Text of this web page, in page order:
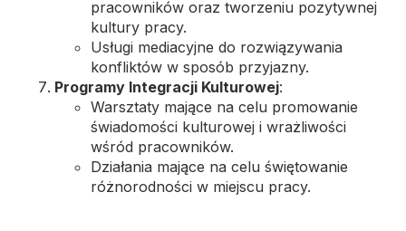
pracowników oraz tworzeniu pozytywnej
kultury pracy.
Usługi mediacyjne do rozwiązywania
konfliktów w sposób przyjazny.
Programy Integracji Kulturowej:
Warsztaty mające na celu promowanie
świadomości kulturowej i wrażliwości
wśród pracowników.
Działania mające na celu świętowanie
różnorodności w miejscu pracy.